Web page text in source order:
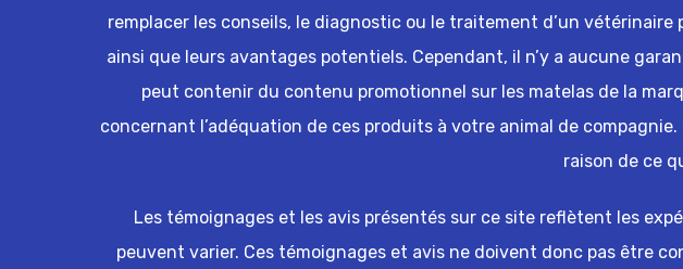
remplacer les conseils, le diagnostic ou le traitement d’un
ainsi que leurs avantages potentiels. Cependant, il n’y a aucune
peut contenir du contenu promotionnel sur les matelas de la
concernant l’adéquation de ces produits à votre animal de
raison de ce
Les témoignages et les avis présentés sur ce site reflètent les
peuvent varier. Ces témoignages et avis ne doivent donc pas être